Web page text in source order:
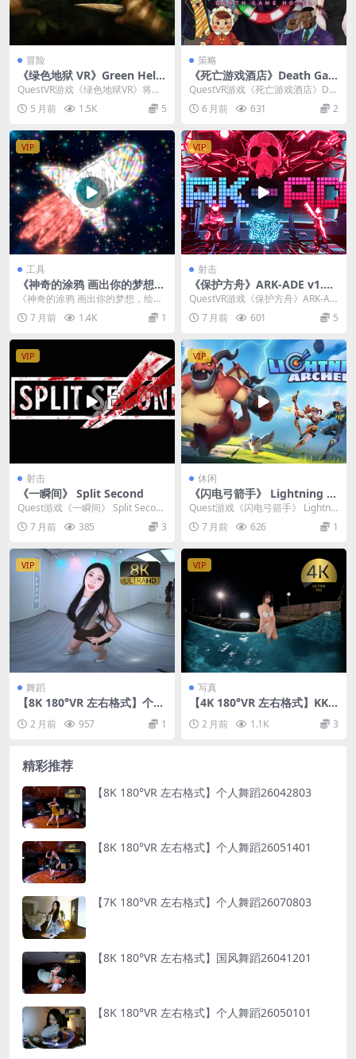
冒险
《绿色地狱 VR》Green Hell
VR （Quest）
QuestVR游戏《绿色地狱VR》将广
受好评的生存游戏《Green Hell》
的...5 月前 1.5K 5
策略
《死亡游戏酒店》Death Ga
me Hotel
QuestVR游戏《死亡游戏酒店》De
ath Game Hotel 是一款由知...
6 月前 631 2
VIP
工具
《神奇的涂鸦 画出你的梦想，
绘出你的世界》Magical Doo
dle Draw Your Dreams v3.
1.20
《神奇的涂鸦 画出你的梦想，绘出
你的世界》Magical Doodle Dra
w... 7 月前 1.4K 1
VIP
射击
《保护方舟》ARK-ADE v1.3.
1.68
QuestVR游戏《保护方舟》ARK-AD
E 是一款能让你瞬间穿越回80年代
街机...7 月前 601 5
VIP
射击
《一瞬间》 Split Second
Quest游戏《一瞬间》 Split Second
是一款即将到来的VR战术射击...
7 月前 385 3
VIP
休闲
《闪电弓箭手》 Lightning A
rcher
Quest游戏《闪电弓箭手》 Lightnin
g Archer 这是一款引人入胜...
7 月前 626 1
VIP
舞蹈
【8K 180°VR 左右格式】个人
2 月前 957 1
VIP
写真
【4K 180°VR 左右格式】KK •
2 月前 1.1K 3
精彩推荐
【8K 180°VR 左右格式】个人舞蹈26042803
【8K 180°VR 左右格式】个人舞蹈26051401
【7K 180°VR 左右格式】个人舞蹈26070803
【8K 180°VR 左右格式】国风舞蹈26041201
【8K 180°VR 左右格式】个人舞蹈26050101